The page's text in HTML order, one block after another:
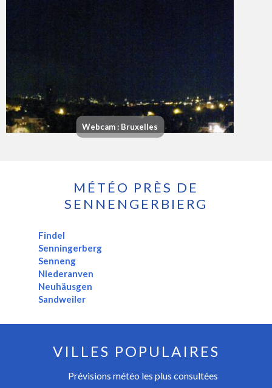
Webcam : Bruxelles
MÉTÉO PRÈS DE
SENNENGERBIERG
Findel
Senningerberg
Senneng
Niederanven
Neuhäusgen
Sandweiler
VILLES POPULAIRES
Prévisions météo les plus consultées